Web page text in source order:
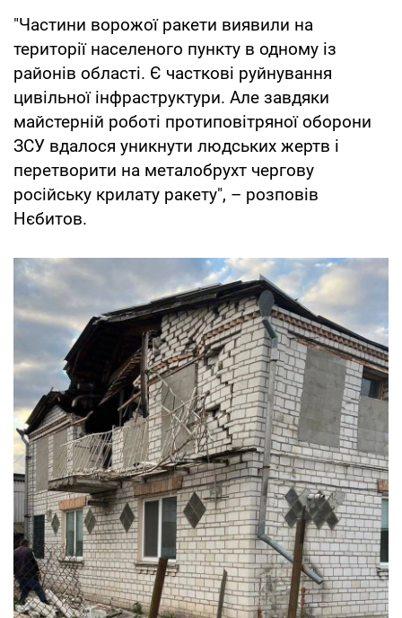
"Частини ворожої ракети виявили на
території населеного пункту в одному із
районів області. Є часткові руйнування
цивільної інфраструктури. Але завдяки
майстерній роботі протиповітряної оборони
ЗСУ вдалося уникнути людських жертв і
перетворити на металобрухт чергову
російську крилату ракету", – розповів
Нєбитов.